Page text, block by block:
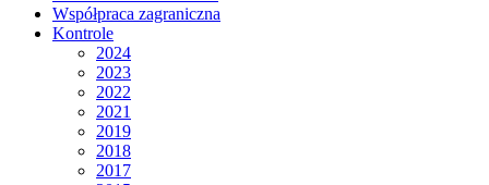
Współpraca zagraniczna
Kontrole
2024
2023
2022
2021
2019
2018
2017